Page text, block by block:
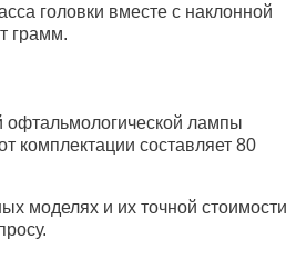
головки вместе с наклонной
грамм.
лампы
комплектации составляет 80
моделях и их точной стоимости